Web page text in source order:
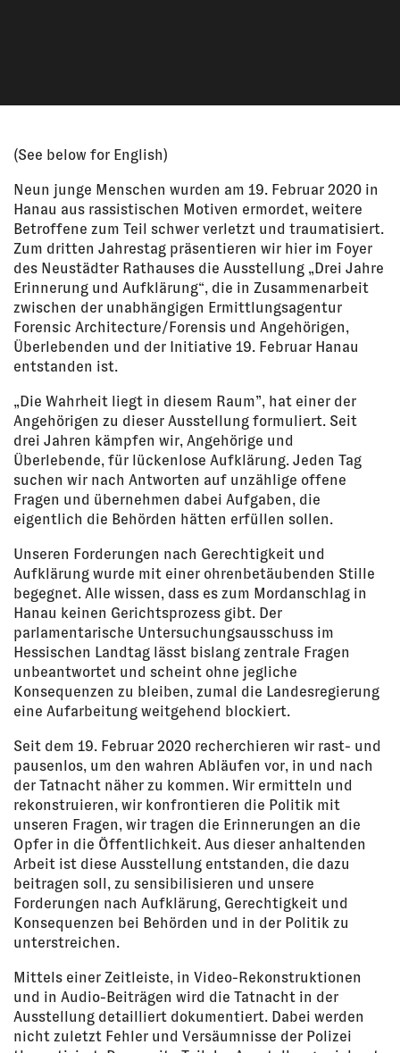
(See below for English)
Neun junge Menschen wurden am 19. Februar 2020 in
Hanau aus rassistischen Motiven ermordet, weitere
Betroffene zum Teil schwer verletzt und traumatisiert.
Zum dritten Jahrestag präsentieren wir hier im Foyer
des Neustädter Rathauses die Ausstellung „Drei Jahre
Erinnerung und Aufklärung“, die in Zusammenarbeit
zwischen der unabhängigen Ermittlungsagentur
Forensic Architecture/Forensis und Angehörigen,
Überlebenden und der Initiative 19. Februar Hanau
entstanden ist.
„Die Wahrheit liegt in diesem Raum”, hat einer der
Angehörigen zu dieser Ausstellung formuliert. Seit
drei Jahren kämpfen wir, Angehörige und
Überlebende, für lückenlose Aufklärung. Jeden Tag
suchen wir nach Antworten auf unzählige offene
Fragen und übernehmen dabei Aufgaben, die
eigentlich die Behörden hätten erfüllen sollen.
Unseren Forderungen nach Gerechtigkeit und
Aufklärung wurde mit einer ohrenbetäubenden Stille
begegnet. Alle wissen, dass es zum Mordanschlag in
Hanau keinen Gerichtsprozess gibt. Der
parlamentarische Untersuchungsausschuss im
Hessischen Landtag lässt bislang zentrale Fragen
unbeantwortet und scheint ohne jegliche
Konsequenzen zu bleiben, zumal die Landesregierung
eine Aufarbeitung weitgehend blockiert.
Seit dem 19. Februar 2020 recherchieren wir rast- und
pausenlos, um den wahren Abläufen vor, in und nach
der Tatnacht näher zu kommen. Wir ermitteln und
rekonstruieren, wir konfrontieren die Politik mit
unseren Fragen, wir tragen die Erinnerungen an die
Opfer in die Öffentlichkeit. Aus dieser anhaltenden
Arbeit ist diese Ausstellung entstanden, die dazu
beitragen soll, zu sensibilisieren und unsere
Forderungen nach Aufklärung, Gerechtigkeit und
Konsequenzen bei Behörden und in der Politik zu
unterstreichen.
Mittels einer Zeitleiste, in Video-Rekonstruktionen
und in Audio-Beiträgen wird die Tatnacht in der
Ausstellung detailliert dokumentiert. Dabei werden
nicht zuletzt Fehler und Versäumnisse der Polizei